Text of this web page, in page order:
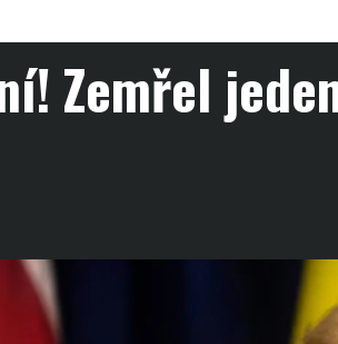
Zemřel